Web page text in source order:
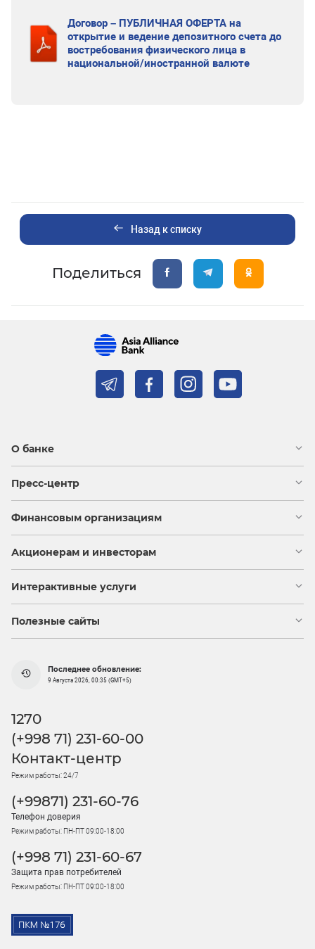
Договор – ПУБЛИЧНАЯ ОФЕРТА на
открытие и ведение депозитного счета до
востребования физического лица в
национальной/иностранной валюте
Назад к списку
Поделиться
О банке
Пресс-центр
Финансовым организациям
Акционерам и инвесторам
Интерактивные услуги
Полезные сайты
Последнее обновление:
9 Августа 2026, 00:35 (GMT+5)
1270
(+998 71) 231-60-00
Контакт-центр
Режим работы: 24/7
(+99871) 231-60-76
Телефон доверия
Режим работы: ПН-ПТ 09:00-18:00
(+998 71) 231-60-67
Защита прав потребителей
Режим работы: ПН-ПТ 09:00-18:00